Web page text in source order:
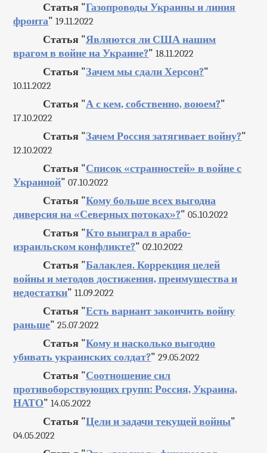
Статья "Газопроводы Украины и линия
фронта" 19.11.2022
Статья "Являются ли США нашим
врагом в войне на Украине?" 18.11.2022
Статья "Зачем мы сдали Херсон?"
10.11.2022
Статья "А с кем, собственно, воюем?"
17.10.2022
Статья "Зачем Россия затягивает войну?"
12.10.2022
Статья "Список «странностей» в войне с
Украиной" 07.10.2022
Статья "Кому больше всех выгодна
диверсия на «Северных потоках»?" 05.10.2022
Статья "Кто выиграл в арабо-
израильском конфликте?" 02.10.2022
Статья "Балаклея. Коррекция целей
войны и методов достижения, преимущества и
недостатки" 11.09.2022
Статья "Есть вариант закончить войну
раньше" 25.07.2022
Статья "Кому и насколько выгодно
убивать украинских солдат?" 29.05.2022
Статья "Соотношение сил
противоборствующих групп: Россия, Украина,
НАТО" 14.05.2022
Статья "Цели и задачи текущей войны"
04.05.2022